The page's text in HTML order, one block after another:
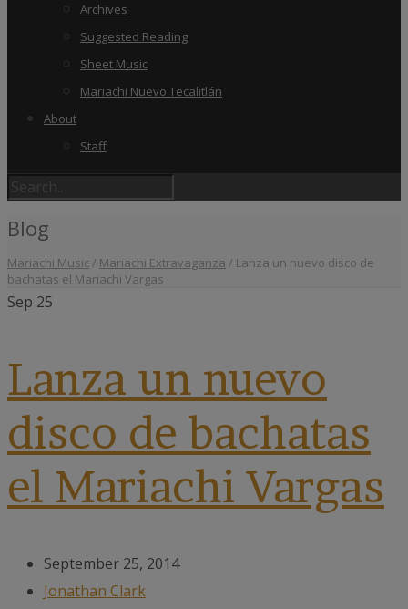
Archives
Suggested Reading
Sheet Music
Mariachi Nuevo Tecalitlán
About
Staff
Blog
Mariachi Music/ Mariachi Extravaganza / Lanza un nuevo disco de
bachatas el Mariachi Vargas
Sep 25
Lanza un nuevo
disco de bachatas
el Mariachi Vargas
September 25, 2014
Jonathan Clark